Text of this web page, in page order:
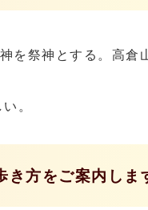
を祭神とする。高倉
。
方をご案内しま